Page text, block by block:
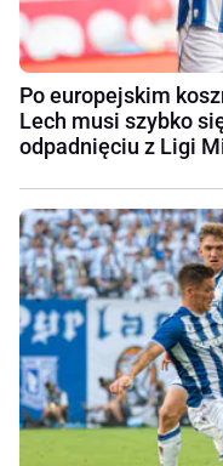
Po europejskim
Lech musi szybko
odpadnięciu z Ligi